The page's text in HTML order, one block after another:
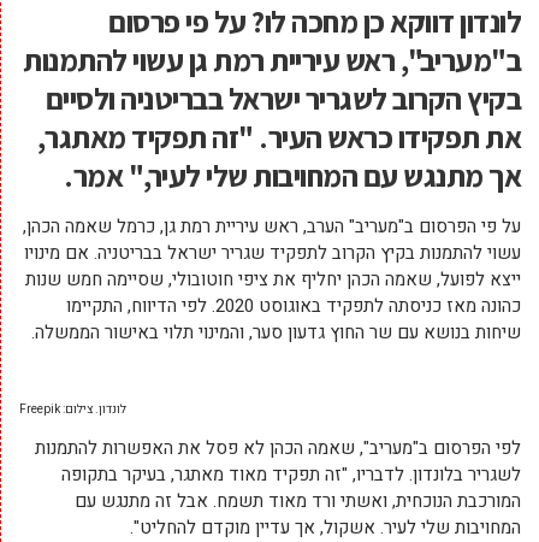
לונדון דווקא כן מחכה לו? על פי פרסום
ב"מעריב", ראש עיריית רמת גן עשוי להתמנות
בקיץ הקרוב לשגריר ישראל בבריטניה ולסיים
את תפקידו כראש העיר. "זה תפקיד מאתגר,
אך מתנגש עם המחויבות שלי לעיר," אמר.
על פי הפרסום ב"מעריב" הערב, ראש עיריית רמת גן, כרמל שאמה הכהן,
עשוי להתמנות בקיץ הקרוב לתפקיד שגריר ישראל בבריטניה. אם מינויו
ייצא לפועל, שאמה הכהן יחליף את ציפי חוטובולי, שסיימה חמש שנות
כהונה מאז כניסתה לתפקיד באוגוסט 2020. לפי הדיווח, התקיימו
שיחות בנושא עם שר החוץ גדעון סער, והמינוי תלוי באישור הממשלה.
לונדון. צילום: Freepik
לפי הפרסום ב"מעריב", שאמה הכהן לא פסל את האפשרות להתמנות
לשגריר בלונדון. לדבריו, "זה תפקיד מאוד מאתגר, בעיקר בתקופה
המורכבת הנוכחית, ואשתי ורד מאוד תשמח. אבל זה מתנגש עם
המחויבות שלי לעיר. אשקול, אך עדיין מוקדם להחליט".